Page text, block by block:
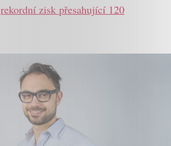
rekordní zisk přesahující 120